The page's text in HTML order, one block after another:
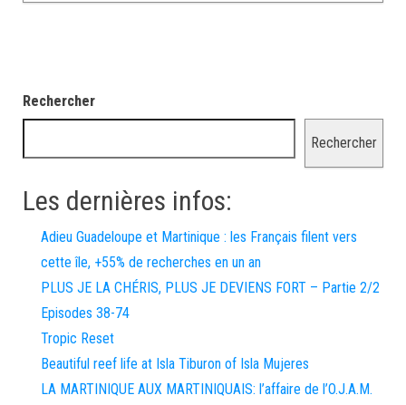
Rechercher
Rechercher
Les dernières infos:
Adieu Guadeloupe et Martinique : les Français filent vers
cette île, +55% de recherches en un an
PLUS JE LA CHÉRIS, PLUS JE DEVIENS FORT – Partie 2/2
Episodes 38-74
Tropic Reset
Beautiful reef life at Isla Tiburon of Isla Mujeres
LA MARTINIQUE AUX MARTINIQUAIS: l’affaire de l’O.J.A.M.